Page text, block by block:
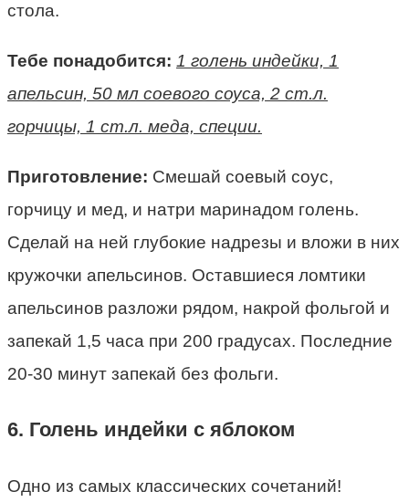
стола.
Тебе понадобится: 1 голень индейки, 1
апельсин, 50 мл соевого соуса, 2 ст.л.
горчицы, 1 ст.л. меда, специи.
Приготовление: Смешай соевый соус,
горчицу и мед, и натри маринадом голень.
Сделай на ней глубокие надрезы и вложи в них
кружочки апельсинов. Оставшиеся ломтики
апельсинов разложи рядом, накрой фольгой и
запекай 1,5 часа при 200 градусах. Последние
20-30 минут запекай без фольги.
6. Голень индейки с яблоком
Одно из самых классических сочетаний!